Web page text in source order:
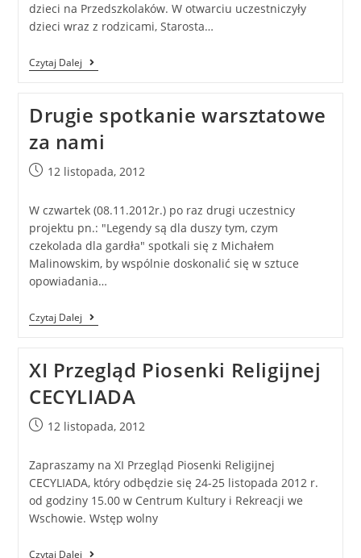
dzieci na Przedszkolaków. W otwarciu uczestniczyły
dzieci wraz z rodzicami, Starosta…
Czytaj Dalej
Drugie spotkanie warsztatowe
za nami
12 listopada, 2012
W czwartek (08.11.2012r.) po raz drugi uczestnicy
projektu pn.: "Legendy są dla duszy tym, czym
czekolada dla gardła" spotkali się z Michałem
Malinowskim, by wspólnie doskonalić się w sztuce
opowiadania…
Czytaj Dalej
XI Przegląd Piosenki Religijnej
CECYLIADA
12 listopada, 2012
Zapraszamy na XI Przegląd Piosenki Religijnej
CECYLIADA, który odbędzie się 24-25 listopada 2012 r.
od godziny 15.00 w Centrum Kultury i Rekreacji we
Wschowie. Wstęp wolny
Czytaj Dalej